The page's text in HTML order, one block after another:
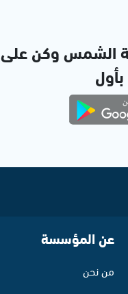
الشمس وكن على
بأول
عن المؤسسة
من نحن